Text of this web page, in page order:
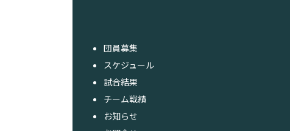
団員募集
スケジュール
試合結果
チーム戦績
お知らせ